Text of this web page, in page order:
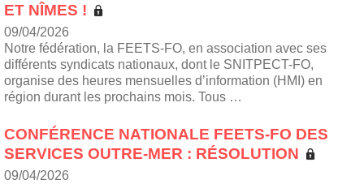
ET NÎMES !
09/04/2026
Notre fédération, la FEETS-FO, en association avec ses
différents syndicats nationaux, dont le SNITPECT-FO,
organise des heures mensuelles d’information (HMI) en
région durant les prochains mois. Tous …
CONFÉRENCE NATIONALE FEETS-FO DES
SERVICES OUTRE-MER : RÉSOLUTION
09/04/2026